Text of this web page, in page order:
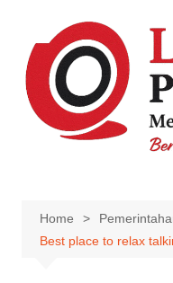
content
Home
Best place to relax